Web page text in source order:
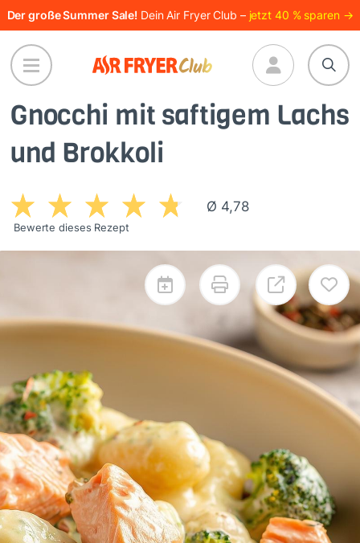
Direkt
zum
Inhalt
Der große Summer Sale! Dein Air Fryer Club – jetzt 40 % sparen →
Gnocchi mit saftigem Lachs
und Brokkoli
Ø 4,78
Bewerte dieses Rezept